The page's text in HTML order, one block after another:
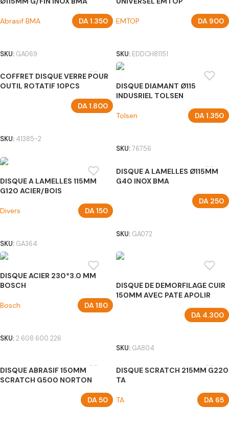
Abrasif BMA DA1.350
SKU: GA069
EMTOP DA 900
SKU: EDDCH81151
COFFRET DISQUE VERRE POUR
OUTIL ROTATIF 10PCS
DA1.800
SKU: 41385-2
DISQUE DIAMANT Ø115
INDUSRIEL TOLSEN
Tolsen DA1.350
SKU: 76756
DISQUE A LAMELLES 115MM
G120 ACIER/BOIS
Divers DA150
SKU: GA364
DISQUE A LAMELLES Ø115MM
G40 INOX BMA
DA 250
SKU: GA072
DISQUE ACIER 230*3.0 MM
BOSCH
Bosch DA180
SKU:2 608 600 226
DISQUE DE DEMORFILAGE CUIR
150MM AVEC PATE APOLIR
DA 4.300
SKU: GA804
DISQUE ABRASIF 150MM
SCRATCH G500 NORTON
DA50
DISQUE SCRATCH 215MM G220
TA
TA DA 65